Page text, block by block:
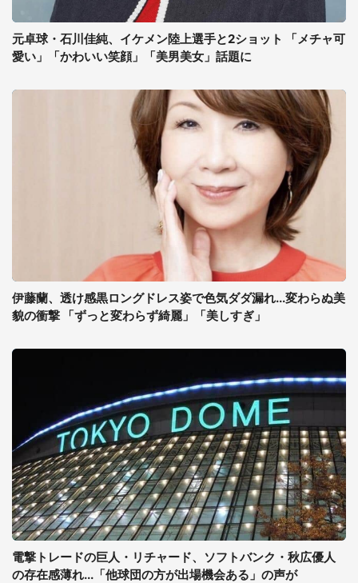
元卓球・石川佳純、イケメン陸上選手と2ショット 「メチャ可
愛い」「かわいい笑顔」「美男美女」話題に
伊藤蘭、透け感黒ロングドレス姿で色気ダダ漏れ...変わらぬ美
貌の衝撃 「ずっと変わらず綺麗」「美しすぎ」
電撃トレードの巨人・リチャード、ソフトバンク・秋広優人
の存在感薄れ...「他球団の方が出場機会ある」の声が